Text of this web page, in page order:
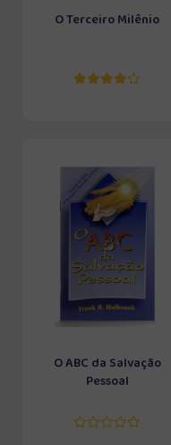
O Terceiro Milênio
O ABC da Salvação
Pessoal